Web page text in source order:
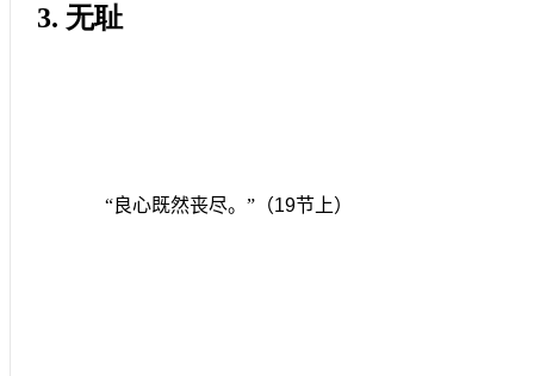
3. 无耻
“良心既然丧尽。”（19节上）